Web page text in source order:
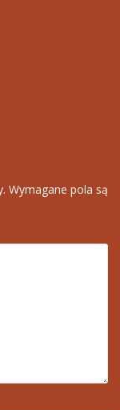
Wymagane pola są